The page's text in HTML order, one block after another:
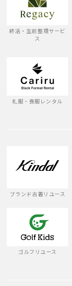
終活・生前整理サービ
ス
礼服・喪服レンタル
ブランド古着リユース
ゴルフリユース